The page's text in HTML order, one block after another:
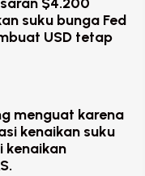
$4.200
suku bunga Fed
USD tetap
menguat karena
kenaikan suku
kenaikan